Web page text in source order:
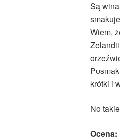
Są
Wiem,
krótki i
No
Ocena: